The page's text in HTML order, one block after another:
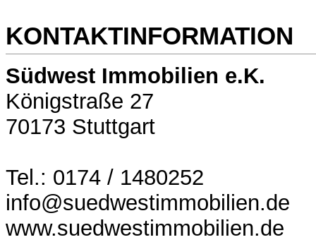
KONTAKTINFORMATION
Südwest Immobilien e.K.
Königstraße 27
70173 Stuttgart
Tel.: 0174 / 1480252
info@suedwestimmobilien.de
www.suedwestimmobilien.de